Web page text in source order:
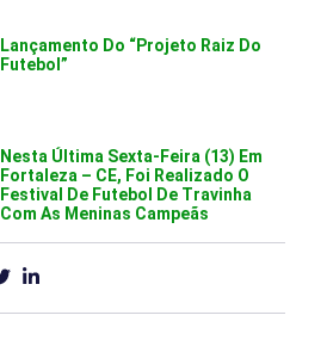
Lançamento Do “Projeto Raiz Do
Futebol”
Nesta Última Sexta-Feira (13) Em
Fortaleza – CE, Foi Realizado O
Festival De Futebol De Travinha
Com As Meninas Campeãs